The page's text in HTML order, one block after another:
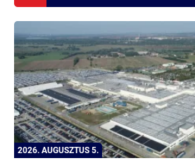
2026. AUGUSZTUS 5.